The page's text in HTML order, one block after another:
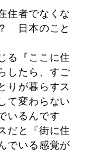
住者でなくな
日本のこと
る『ここに住
したら、すご
りが暮らすス
て変わらない
いるんです
だと『街に住
でいる感覚が